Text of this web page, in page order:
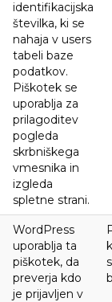
identifikacijska
številka, ki se
nahaja v users
tabeli baze
podatkov.
Piškotek se
uporablja za
prilagoditev
pogleda
skrbniškega
vmesnika in
izgleda
spletne strani.
WordPress
uporablja ta
piškotek, da
preverja kdo
je prijavljen v